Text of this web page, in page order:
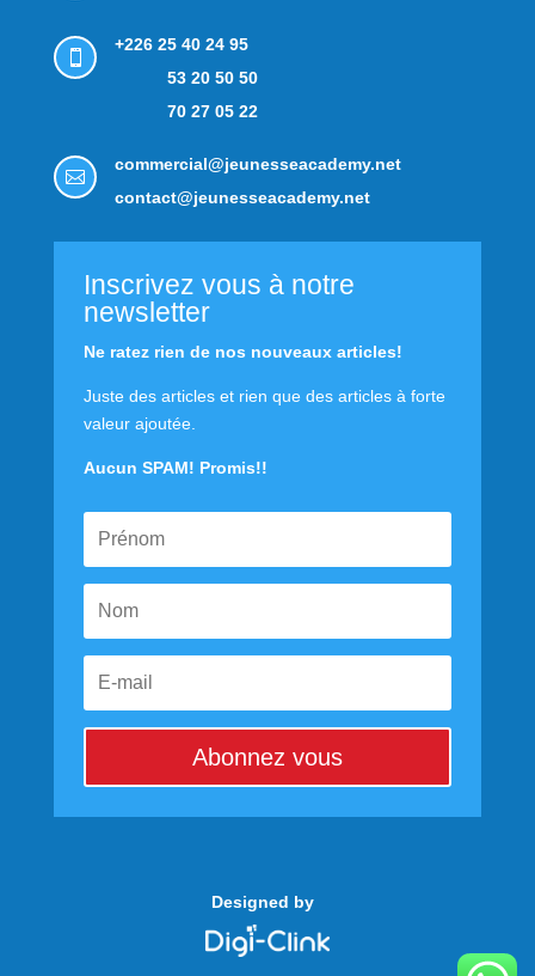

+226 25 40 24 95
53 20 50 50
70 27 05 22

commercial@jeunesseacademy.net
contact@jeunesseacademy.net
Inscrivez vous à notre
newsletter
Ne ratez rien de nos nouveaux articles!
Juste des articles et rien que des articles à forte
valeur ajoutée.
Aucun SPAM! Promis!!
Abonnez vous
Designed by